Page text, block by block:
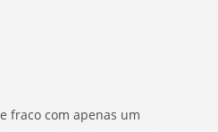
fraco com apenas um